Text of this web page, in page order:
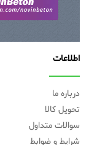
اطلاعات
درباره ما
تحویل کالا
سوالات متداول
شرایط و ضوابط